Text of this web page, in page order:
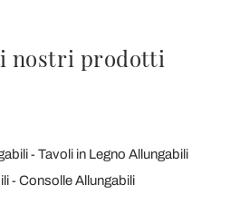
nostri prodotti
Tavoli in Legno Allungabili
Consolle Allungabili